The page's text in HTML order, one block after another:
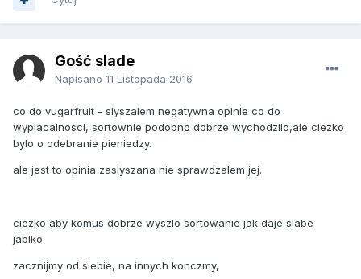
Gość slade
Napisano 11 Listopada 2016
co do vugarfruit - slyszalem negatywna opinie co do
wyplacalnosci, sortownie podobno dobrze wychodzilo,ale ciezko
bylo o odebranie pieniedzy.
ale jest to opinia zaslyszana nie sprawdzalem jej.
ciezko aby komus dobrze wyszlo sortowanie jak daje slabe
jablko.
zacznijmy od siebie, na innych konczmy,